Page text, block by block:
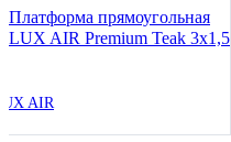
Платформа прямоугольная
LUX AIR Premium Teak 3x1,5
AIR